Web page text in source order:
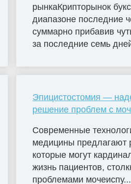
рынкаКрипторынок
диапазоне последние
суммарно прибавив
за последние семь
Эпицистостомия —
решение проблем с
Современные
медицины предлагают
которые могут
жизнь пациентов,
проблемами мочеиспу...